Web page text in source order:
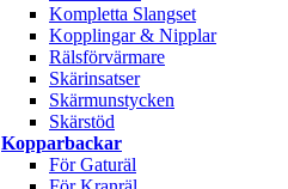
Kompletta Slangset
Kopplingar & Nipplar
Rälsförvärmare
Skärinsatser
Skärmunstycken
Skärstöd
Kopparbackar
För Gaturäl